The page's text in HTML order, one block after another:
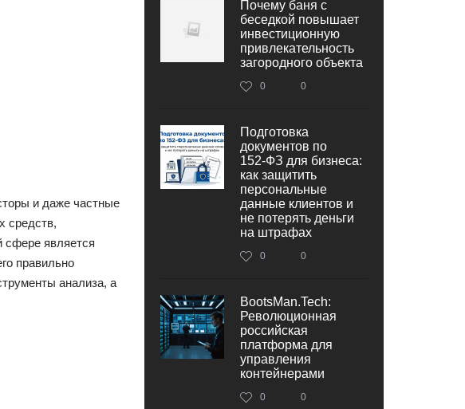
и даже частные
средств,
сфере является
правильно
анализа, а
Почему баня с
беседкой повышает
инвестиционную
привлекательность
загородного объекта
0 0
Подготовка
документов по
152‑ФЗ для бизнеса:
как защитить
персональные
данные клиентов и
не потерять деньги
на штрафах
0 0
BootsMan.Tech:
Революционная
российская
платформа для
управления
контейнерами
0 0